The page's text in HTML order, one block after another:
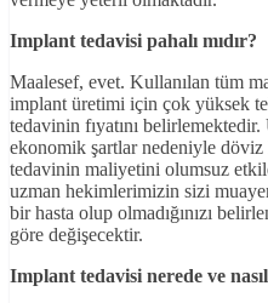
Implant tedavisi pahalı mıdır?
Maalesef, evet. Kullanılan tüm
implant üretimi için çok yüksek
tedavinin fıyatını
ekonomik şartlar nedeniyle döviz
tedavinin maliyetini olumsuz
uzman hekimlerimizin sizi
bir hasta olup olmadığınızı
göre değişecektir.
Implant tedavisi nerede ve